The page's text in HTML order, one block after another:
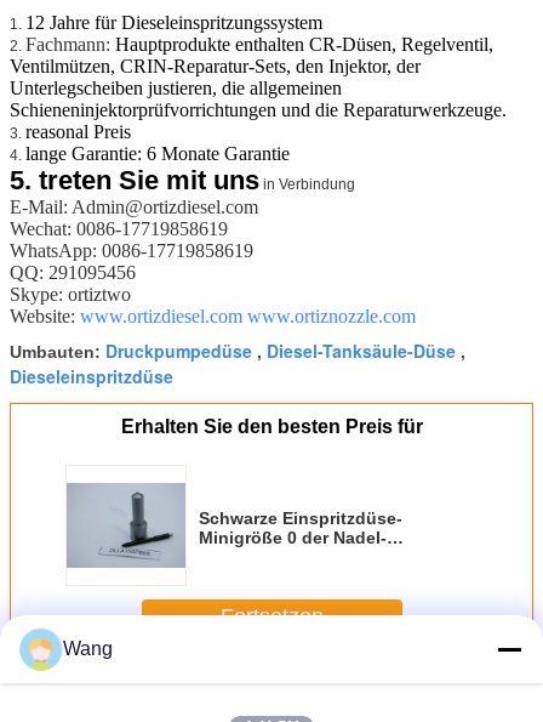
1. 12 Jahre für Dieseleinspritzungssystem
2. Fachmann: Hauptprodukte enthalten CR-Düsen, Regelventil,
Ventilmützen, CRIN-Reparatur-Sets, den Injektor, der
Unterlegscheiben justieren, die allgemeinen
Schieneninjektorprüfvorrichtungen und die Reparaturwerkzeuge.
3. reasonal Preis
4. lange Garantie: 6 Monate Garantie
5. treten Sie mit uns in Verbindung
E-Mail: Admin@ortizdiesel.com
Wechat: 0086-17719858619
WhatsApp: 0086-17719858619
QQ: 291095456
Skype: ortiztwo
Website: www.ortizdiesel.com www.ortiznozzle.com
Umbauten: Druckpumpedüse , Diesel-Tanksäule-Düse ,
Dieseleinspritzdüse
Erhalten Sie den besten Preis für
Schwarze Einspritzdüse-
Minigröße 0 der Nadel-
Fortsetzen
MehrDenso-Einspritzdüse
Wang